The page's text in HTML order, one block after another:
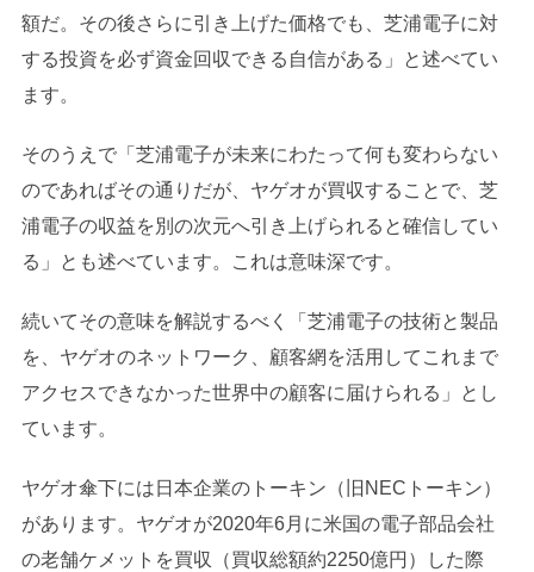
額だ。その後さらに引き上げた価格でも、芝浦電子に対
する投資を必ず資金回収できる自信がある」と述べてい
ます。
そのうえで「芝浦電子が未来にわたって何も変わらない
のであればその通りだが、ヤゲオが買収することで、芝
浦電子の収益を別の次元へ引き上げられると確信してい
る」とも述べています。これは意味深です。
続いてその意味を解説するべく「芝浦電子の技術と製品
を、ヤゲオのネットワーク、顧客網を活用してこれまで
アクセスできなかった世界中の顧客に届けられる」とし
ています。
ヤゲオ傘下には日本企業のトーキン（旧NECトーキン）
があります。ヤゲオが2020年6月に米国の電子部品会社
の老舗ケメットを買収（買収総額約2250億円）した際